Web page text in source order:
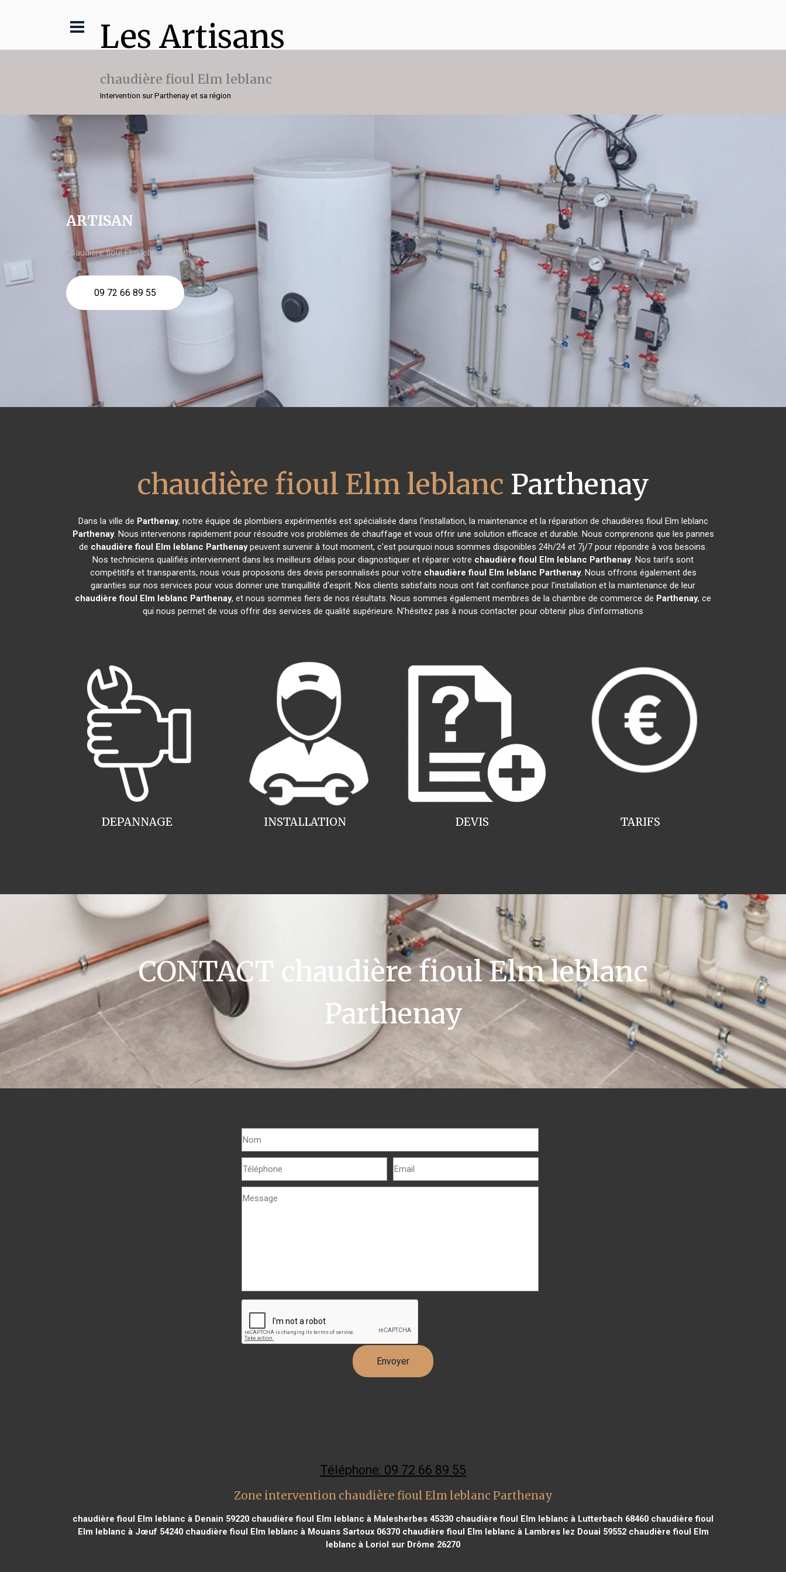
Les Artisans
chaudière fioul Elm leblanc
Intervention sur Parthenay et sa région
ARTISAN
chaudière fioul Elm leblanc Parthenay
09 72 66 89 55
chaudière fioul Elm leblanc Parthenay
Dans la ville de Parthenay, notre équipe de plombiers expérimentés est spécialisée dans l'installation, la maintenance et la réparation de chaudières fioul Elm leblanc
Parthenay. Nous intervenons rapidement pour résoudre vos problèmes de chauffage et vous offrir une solution efficace et durable. Nous comprenons que les pannes
de chaudière fioul Elm leblanc Parthenaypeuvent survenir à tout moment, c'est pourquoi nous sommes disponibles 24h/24 et 7j/7 pour répondre à vos besoins.
Nos techniciens qualifiés interviennent dans les meilleurs délais pour diagnostiquer et réparer votre chaudière fioul Elm leblanc Parthenay. Nos tarifs sont
compétitifs et transparents, nous vous proposons des devis personnalisés pour votre chaudière fioul Elm leblanc Parthenay. Nous offrons également des
garanties sur nos services pour vous donner une tranquillité d'esprit. Nos clients satisfaits nous ont fait confiance pour l'installation et la maintenance de leur
chaudière fioul Elm leblanc Parthenay, et nous sommes fiers de nos résultats. Nous sommes également membres de la chambre de commerce de Parthenay, ce
qui nous permet de vous offrir des services de qualité supérieure. N'hésitez pas à nous contacter pour obtenir plus d'informations
INSTALLATION
DEPANNAGE TARIFS
DEVIS
CONTACT chaudière fioul Elm leblanc
Parthenay
Téléphone: 09 72 66 89 55
Zone intervention chaudière fioul Elm leblanc Parthenay
chaudière fioul Elm leblanc à Denain 59220 chaudière fioul Elm leblanc à Malesherbes 45330 chaudière fioul Elm leblanc à Lutterbach 68460 chaudière fioul
Elm leblanc à Jœuf 54240chaudière fioul Elm leblanc à Mouans Sartoux 06370chaudière fioul Elm leblanc à Lambres lez Douai 59552chaudière fioul Elm
leblanc à Loriol sur Drôme 26270